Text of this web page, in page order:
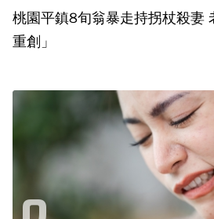
桃園平鎮8旬翁暴走持拐杖殺妻
重創」